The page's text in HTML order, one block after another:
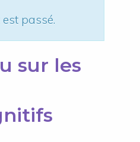
passé.
sur les